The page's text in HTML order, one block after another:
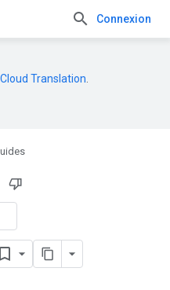
Connexion
Translation